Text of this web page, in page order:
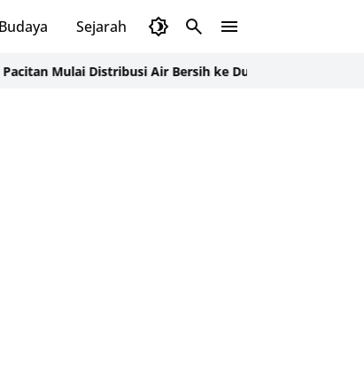
Budaya Sejarah Pendidikan
Air Bersih ke Dusun Pudak, Pacitan Warga Lega